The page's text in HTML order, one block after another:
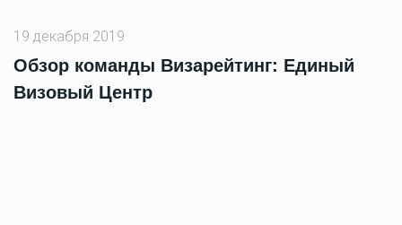
19 декабря 2019
Обзор команды Визарейтинг: Единый
Визовый Центр